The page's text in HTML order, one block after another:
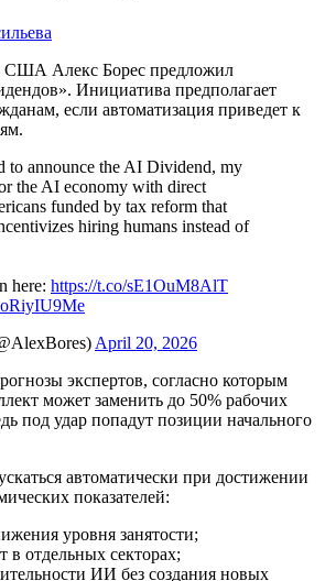
США Алекс Борес предложил
Инициатива предполагает
если автоматизация приведет к
to announce the AI Dividend, my
the AI economy with direct
funded by tax reform that
hiring humans instead of
here: https://t.co/sE1OuM8AlT
April 20, 2026
экспертов, согласно которым
может заменить до 50% рабочих
под удар попадут позиции начального
автоматически при достижении
показателей:
уровня занятости;
в отдельных секторах;
ИИ без создания новых